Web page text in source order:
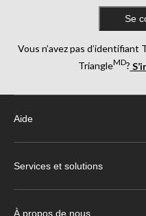
est préférable d'utiliser uniquement
Se
Vous n’avez pas
TriangleMD?
Aide
Services et solutions
À propos de nous